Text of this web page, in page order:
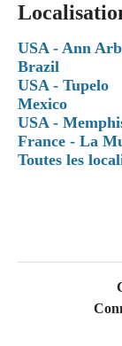
USA - Ann
Brazil
USA - Tupelo
Mexico
USA -
France - La
Toutes les